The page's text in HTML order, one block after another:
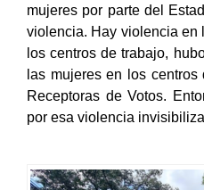
mujeres por parte del
violencia. Hay violencia en
los centros de trabajo,
las mujeres en los
Receptoras de Votos.
por esa violencia